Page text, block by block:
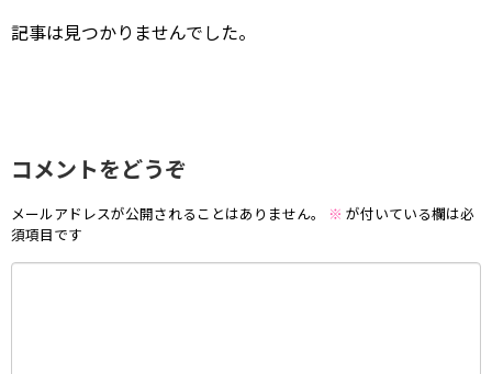
記事は見つかりませんでした。
コメントをどうぞ
メールアドレスが公開されることはありません。 ※ が付いている欄は必
須項目です